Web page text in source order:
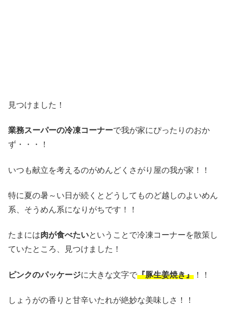
見つけました！
業務スーパーの冷凍コーナーで我が家にぴったりのおか
ず・・・！
いつも献立を考えるのがめんどくさがり屋の我が家！！
特に夏の暑～い日が続くとどうしてものど越しのよいめん
系、そうめん系になりがちです！！
たまには肉が食べたいということで冷凍コーナーを散策し
ていたところ、見つけました！
ピンクのパッケージに大きな文字で『豚生姜焼き』 ！！
しょうがの香りと甘辛いたれが絶妙な美味しさ！！